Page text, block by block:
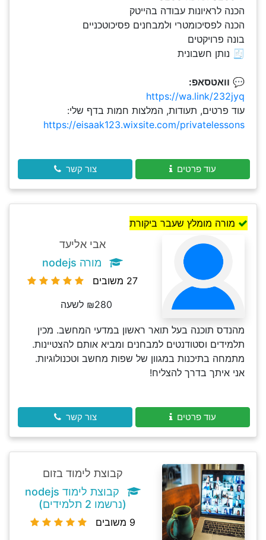
הכנה לראיונות עבודה בהייטק
הכנה לפסיכומטרי ולמבחנים פסיכוטכניים
בונה פרויקטים
🧾 נותן חשבונית
💬 וואטסאפ:
https://wa.link/232jyq
עוד פרטים, תעודות, המלצות חמות בדף שלי:
https://eisaak123.wixsite.com/privatelessons
עוד פרטים צור קשר
מורה מומלץ שעבר ביקורת
אבי אליעד
מורה nodejs
27 משובים
₪280 לשעה
מהנדס תוכנה בעל תואר ראשון במדעי המחשב. מכין
תלמידים וסטודנטים למבחנים ומביא אותם להצטיינות.
מתמחה בתיכנות במגוון של שפות מחשב וטכנולוגיות.
אני איתך בדרך להצליח!
עוד פרטים צור קשר
קבוצת לימוד בזום
קבוצת לימוד nodejs
(נרשמו 2 תלמידים)
9 משובים